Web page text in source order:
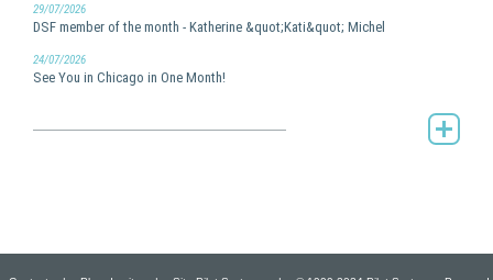
29/07/2026
DSF member of the month - Katherine &quot;Kati&quot; Michel
24/07/2026
See You in Chicago in One Month!